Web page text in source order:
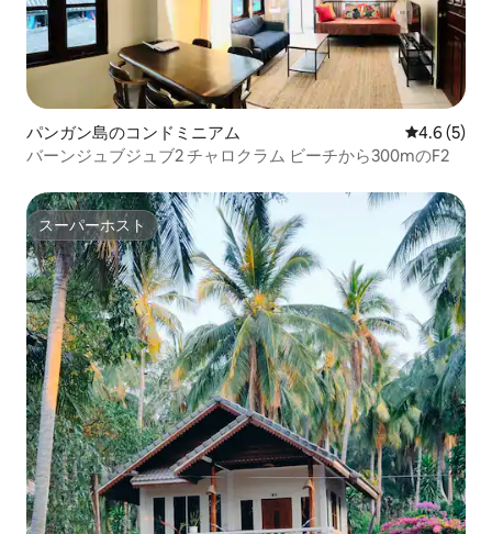
パンガン島のコンドミニアム レビュー5
4.6 (5)
バーンジュブジュブ2 チャロクラム ビーチから300mのF2
スーパーホスト
スーパーホスト